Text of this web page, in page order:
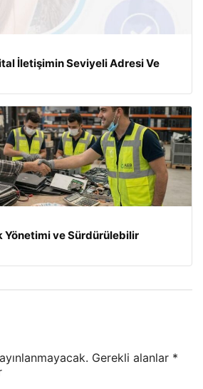
İletişimin Seviyeli Adresi Ve
Yönetimi ve Sürdürülebilir
Gerekli alanlar *